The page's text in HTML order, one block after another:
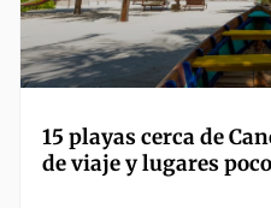
15 playas cerca de
de viaje y lugares